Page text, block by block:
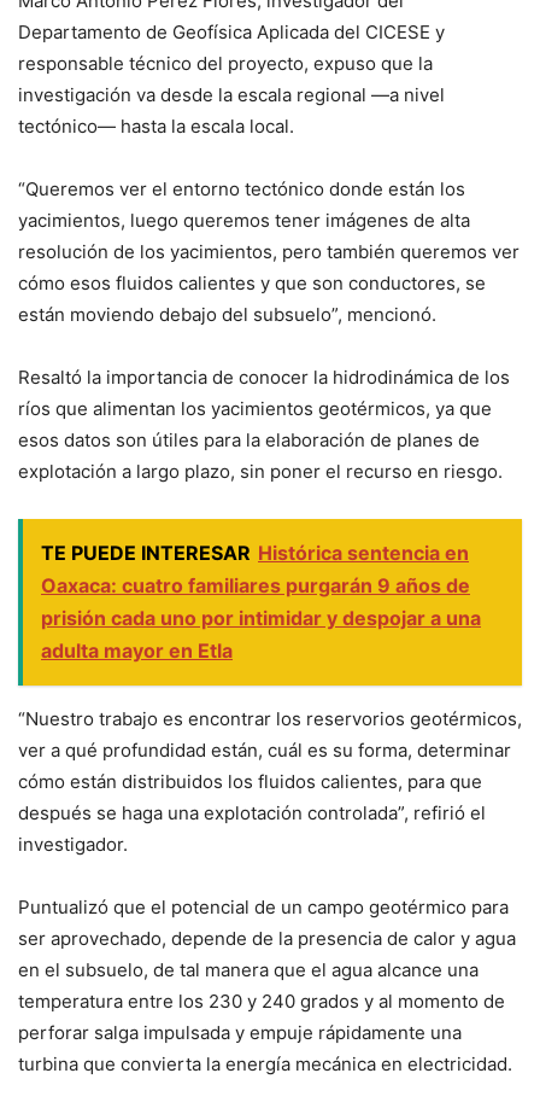
Departamento de Geofísica Aplicada del CICESE y
responsable técnico del proyecto, expuso que la
investigación va desde la escala regional —a nivel
tectónico— hasta la escala local.
“Queremos ver el entorno tectónico donde están los
yacimientos, luego queremos tener imágenes de alta
resolución de los yacimientos, pero también queremos ver
cómo esos fluidos calientes y que son conductores, se
están moviendo debajo del subsuelo”, mencionó.
Resaltó la importancia de conocer la hidrodinámica de los
ríos que alimentan los yacimientos geotérmicos, ya que
esos datos son útiles para la elaboración de planes de
explotación a largo plazo, sin poner el recurso en riesgo.
TE PUEDE INTERESAR Histórica sentencia en
Oaxaca: cuatro familiares purgarán 9 años de
prisión cada uno por intimidar y despojar a una
adulta mayor en Etla
“Nuestro trabajo es encontrar los reservorios geotérmicos,
ver a qué profundidad están, cuál es su forma, determinar
cómo están distribuidos los fluidos calientes, para que
después se haga una explotación controlada”, refirió el
investigador.
Puntualizó que el potencial de un campo geotérmico para
ser aprovechado, depende de la presencia de calor y agua
en el subsuelo, de tal manera que el agua alcance una
temperatura entre los 230 y 240 grados y al momento de
perforar salga impulsada y empuje rápidamente una
turbina que convierta la energía mecánica en electricidad.